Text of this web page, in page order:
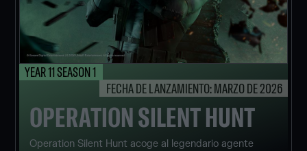
OPERATION SILENT HUNT
YEAR 11 SEASON 1
FECHA DE LANZAMIENTO: MARZO DE 2026
Operation Silent Hunt acoge al legendario agente